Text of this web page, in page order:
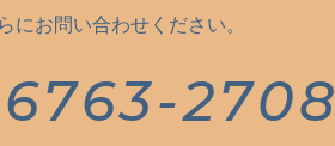
にお問い合わせください。
2708